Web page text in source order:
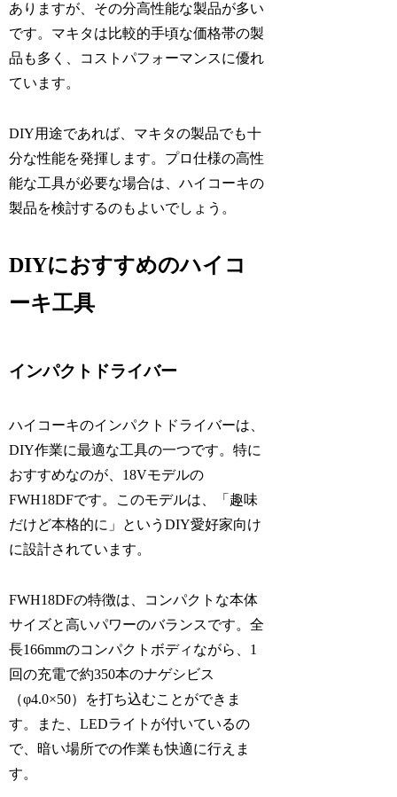
ありますが、その分高性能な製品が多い
です。マキタは比較的手頃な価格帯の製
品も多く、コストパフォーマンスに優れ
ています。
DIY用途であれば、マキタの製品でも十
分な性能を発揮します。プロ仕様の高性
能な工具が必要な場合は、ハイコーキの
製品を検討するのもよいでしょう。
DIYにおすすめのハイコ
ーキ工具
インパクトドライバー
ハイコーキのインパクトドライバーは、
DIY作業に最適な工具の一つです。特に
おすすめなのが、18Vモデルの
FWH18DFです。このモデルは、「趣味
だけど本格的に」というDIY愛好家向け
に設計されています。
FWH18DFの特徴は、コンパクトな本体
サイズと高いパワーのバランスです。全
長166mmのコンパクトボディながら、1
回の充電で約350本のナゲシビス
（φ4.0×50）を打ち込むことができま
す。また、LEDライトが付いているの
で、暗い場所での作業も快適に行えま
す。